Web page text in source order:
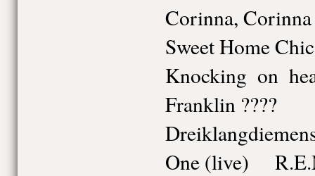
Corinna,
Sweet Home
Knocking on
Franklin ????
One (live)